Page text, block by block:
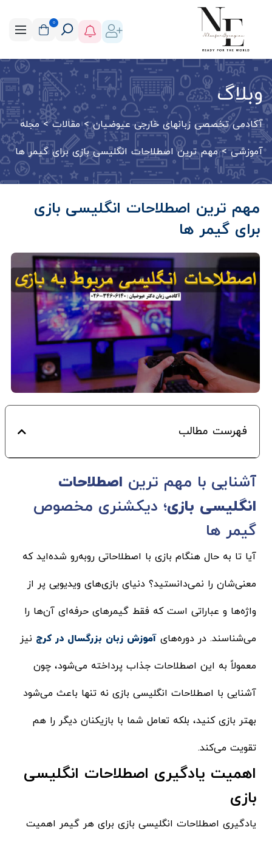
0
وبلاگ
آکادمی تخصصی زبانهای خارجی عیوضیان>مقالات>مجله
آموزشی>مهم ترین اصطلاحات انگلیسی بازی برای گیمر ها
مهم ترین اصطلاحات انگلیسی بازی
برای گیمر ها
فهرست مطالب
آشنایی با مهم‌ ترین اصطلاحات
انگلیسی بازی‌؛ دیکشنری مخصوص
گیمر ها
آیا تا به حال هنگام بازی با اصطلاحاتی روبه‌رو شده‌اید که
معنی‌شان را نمی‌دانستید؟ دنیای بازی‌های ویدیویی پر از
واژه‌ها و عباراتی است که فقط گیمرهای حرفه‌ای آن‌ها را
می‌شناسند. در دوره‌های آموزش زبان بزرگسال در کرج نیز
معمولاً به این اصطلاحات جذاب پرداخته می‌شود، چون
آشنایی با اصطلاحات انگلیسی بازی نه‌ تنها باعث می‌شود
بهتر بازی کنید، بلکه تعامل شما با بازیکنان دیگر را هم
تقویت می‌کند.
اهمیت یادگیری اصطلاحات انگلیسی
بازی
یادگیری اصطلاحات انگلیسی بازی برای هر گیمر اهمیت